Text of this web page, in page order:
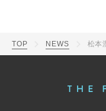
TOP NEWS